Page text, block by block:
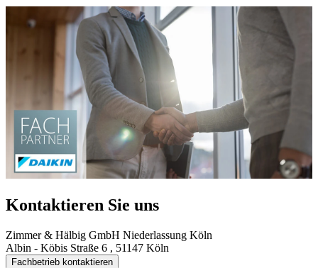
Kontaktieren Sie uns
Zimmer & Hälbig GmbH Niederlassung Köln
Albin - Köbis Straße 6 , 51147 Köln
Fachbetrieb kontaktieren